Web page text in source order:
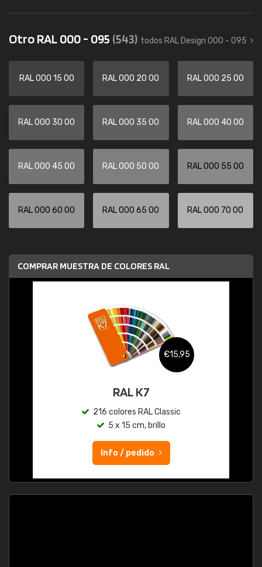
Otro RAL 000 - 095 (543) todos RAL Design 000 - 095
RAL 000 15 00 RAL 000 20 00 RAL 000 25 00
RAL 000 30 00 RAL 000 35 00 RAL 000 40 00
RAL 000 45 00 RAL 000 50 00 RAL 000 55 00
RAL 000 60 00 RAL 000 65 00 RAL 000 70 00
COMPRAR MUESTRA DE COLORES RAL
€15,95
RAL K7
216 colores RAL Classic
5 x 15 cm, brillo
Info / pedido